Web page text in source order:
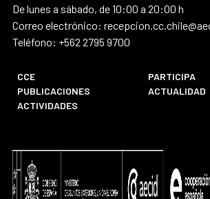
De lunes a sábado, de 10:00 a 20:00 h
Correo electrónico:
Teléfono: +562 2795 9700
CCE
PARTICIPA
PUBLICACIONES
ACTUALIDAD
ACTIVIDADES